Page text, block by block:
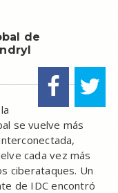
de
se vuelve más
cada vez más
ciberataques. Un
de IDC encontró